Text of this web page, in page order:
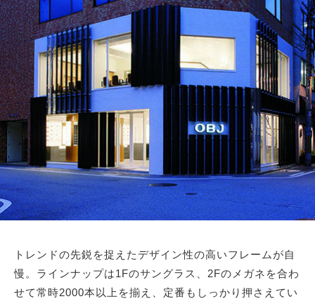
トレンドの先鋭を捉えたデザイン性の高いフレームが自
慢。ラインナップは1Fのサングラス、2Fのメガネを合わ
せて常時2000本以上を揃え、定番もしっかり押さえてい